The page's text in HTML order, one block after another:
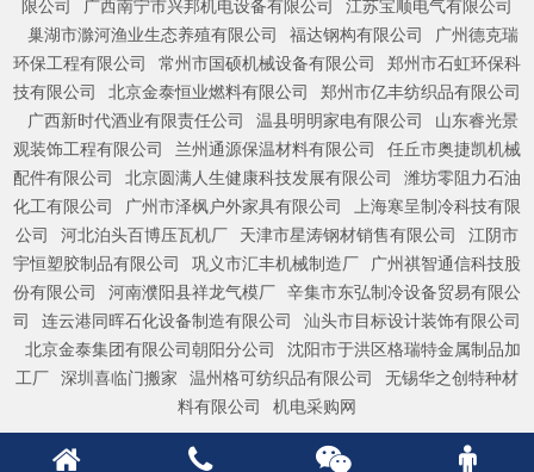
限公司
广西南宁市兴邦机电设备有限公司
江苏宝顺电气有限公司
巢湖市滁河渔业生态养殖有限公司
福达钢构有限公司
广州德克瑞
环保工程有限公司
常州市国硕机械设备有限公司
郑州市石虹环保科
技有限公司
北京金泰恒业燃料有限公司
郑州市亿丰纺织品有限公司
广西新时代酒业有限责任公司
温县明明家电有限公司
山东睿光景
观装饰工程有限公司
兰州通源保温材料有限公司
任丘市奥捷凯机械
配件有限公司
北京圆满人生健康科技发展有限公司
潍坊零阻力石油
化工有限公司
广州市泽枫户外家具有限公司
上海寒呈制冷科技有限
公司
河北泊头百博压瓦机厂 天津市星涛钢材销售有限公司
江阴市
宇恒塑胶制品有限公司
巩义市汇丰机械制造厂
广州祺智通信科技股
份有限公司
河南濮阳县祥龙气模厂 辛集市东弘制冷设备贸易有限公
司
连云港同晖石化设备制造有限公司
汕头市目标设计装饰有限公司
北京金泰集团有限公司朝阳分公司
沈阳市于洪区格瑞特金属制品加
工厂 深圳喜临门搬家 温州格可纺织品有限公司
无锡华之创特种材
料有限公司
机电采购网